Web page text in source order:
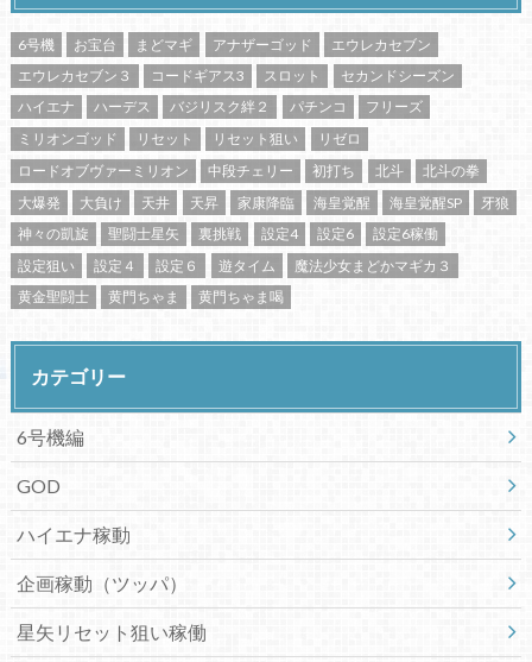
6号機 お宝台 まどマギ アナザーゴッド
エウレカセブン
エウレカセブン３
コードギアス3 スロット
セカンドシーズン
ハイエナ
ハーデス バジリスク絆２ パチンコ
フリーズ
ミリオンゴッド
リセット リセット狙い
リゼロ
ロードオブヴァーミリオン
中段チェリー 初打ち 北斗
北斗の拳
大爆発
大負け 天井 天昇 家康降臨 海皇覚醒 海皇覚醒SP
牙狼
神々の凱旋
聖闘士星矢 裏挑戦 設定4 設定6
設定6稼働
設定狙い
設定４ 設定６ 遊タイム
魔法少女まどかマギカ３
黄金聖闘士
黄門ちゃま 黄門ちゃま喝
カテゴリー
6号機編
GOD
ハイエナ稼動
企画稼動（ツッパ）
星矢リセット狙い稼働